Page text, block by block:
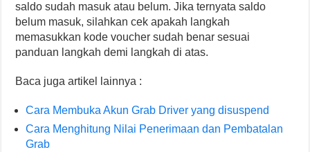
saldo sudah masuk atau belum. Jika ternyata saldo
belum masuk, silahkan cek apakah langkah
memasukkan kode voucher sudah benar sesuai
panduan langkah demi langkah di atas.
Baca juga artikel lainnya :
Cara Membuka Akun Grab Driver yang disuspend
Cara Menghitung Nilai Penerimaan dan Pembatalan
Grab